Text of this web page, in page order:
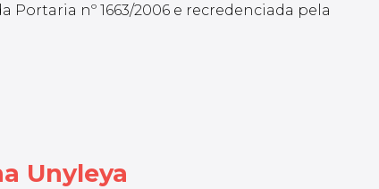
Portaria nº 1663/2006 e recredenciada pela
Unyleya